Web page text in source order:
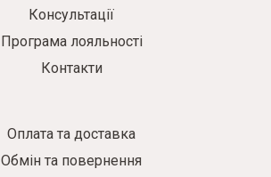
Консультації
Програма лояльності
Контакти
Оплата та доставка
Обмін та повернення